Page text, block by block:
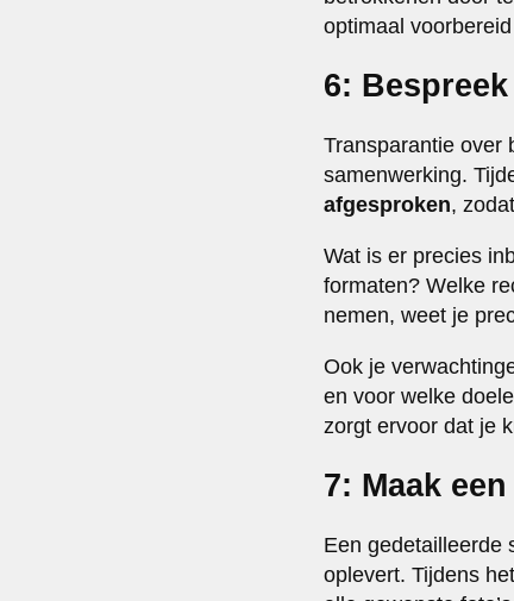
optimaal
6:
Transparantie over
samenwerking.
afgesproken,
Wat is er precies
formaten? Welke
nemen, weet je
Ook je
en voor welke
zorgt ervoor dat je
7: Maak
Een gedetailleerde
oplevert. Tijdens